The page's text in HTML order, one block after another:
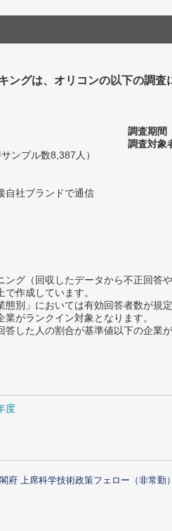
ングは、オリコンの以下の調査
ンプル数8,387人）
自社ブランドで通信
調査期間
調査対象
グ（回収したデータから不正回答や
作成しています。
別」においては有効回答者数が規
がランクイン対象となります。
した人の割合が基準値以下の企業
度
府 上席科学技術政策フェロー（非常勤）